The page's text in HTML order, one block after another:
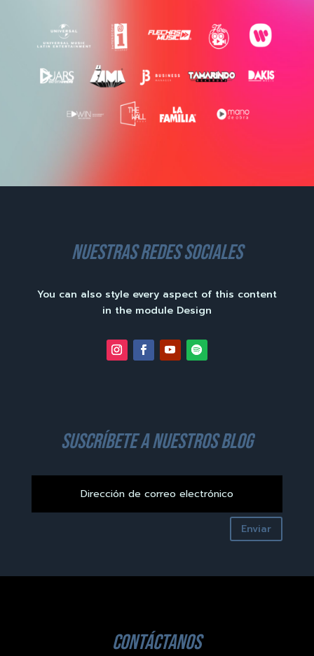
nuestras redes sociales
You can also style every aspect of this content
in the module Design
suscríbete a nuestros blog
Enviar
contáctanos